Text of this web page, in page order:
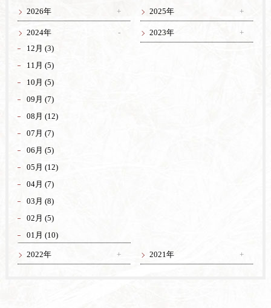
2026年 2025年
2024年
12月 (3)
11月 (5)
10月 (5)
09月 (7)
08月 (12)
07月 (7)
06月 (5)
05月 (12)
04月 (7)
03月 (8)
02月 (5)
01月 (10)
2023年
2022年 2021年